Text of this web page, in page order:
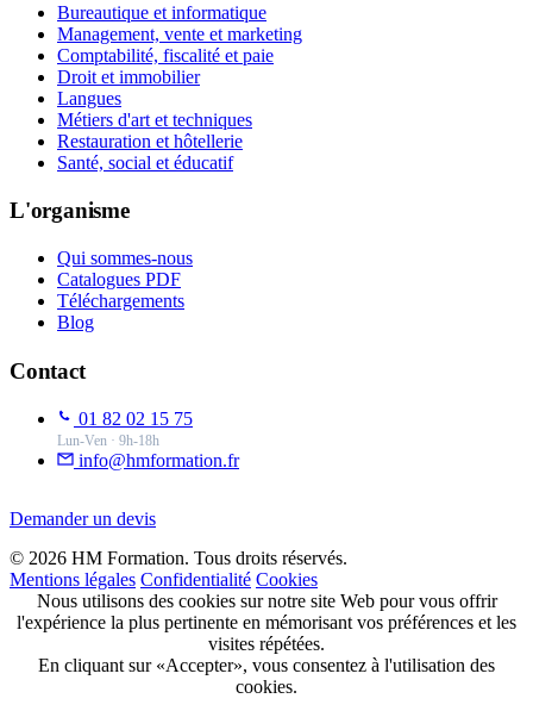
Bureautique et informatique
Management, vente et marketing
Comptabilité, fiscalité et paie
Droit et immobilier
Langues
Métiers d'art et techniques
Restauration et hôtellerie
Santé, social et éducatif
L'organisme
Qui sommes-nous
Catalogues PDF
Téléchargements
Blog
Contact
01 82 02 15 75
Lun-Ven · 9h-18h
info@hmformation.fr
Demander un devis
© 2026 HM Formation. Tous droits réservés.
Mentions légales Confidentialité Cookies
Nous utilisons des cookies sur notre site Web pour vous offrir
l'expérience la plus pertinente en mémorisant vos préférences et les
visites répétées.
En cliquant sur «Accepter», vous consentez à l'utilisation des
cookies.